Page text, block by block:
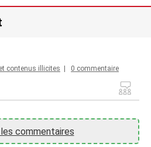
contenus illicites 0 commentaire
commentaires